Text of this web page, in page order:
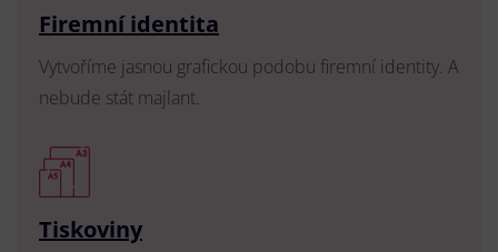
Firemní identita
Vytvoříme jasnou grafickou podobu firemní identity. A
nebude stát majlant.
Tiskoviny